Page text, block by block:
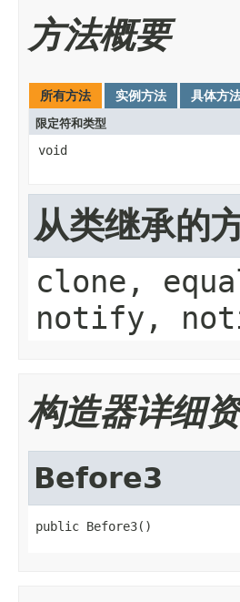
方法概要
所有方法 实例方法 具体方
限定符和类型
void
从类继承
clone,
notify,
构造器详细
Before3
public Before3()